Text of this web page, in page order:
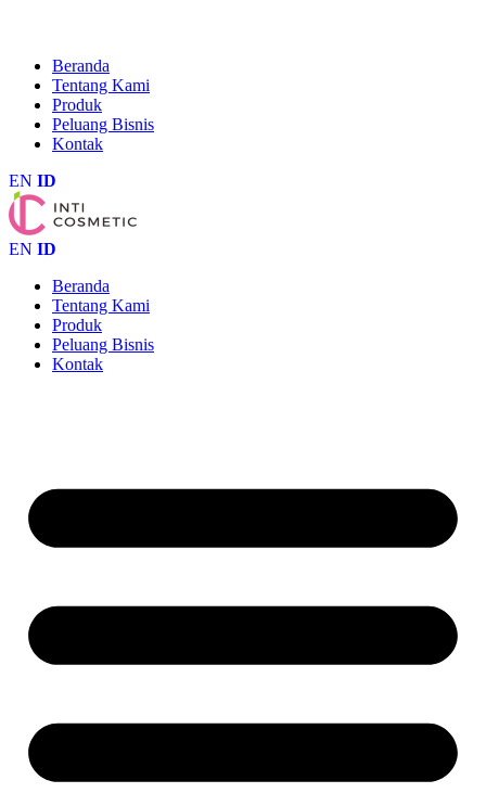
Beranda
Tentang Kami
Produk
Peluang Bisnis
Kontak
EN ID
EN ID
Beranda
Tentang Kami
Produk
Peluang Bisnis
Kontak